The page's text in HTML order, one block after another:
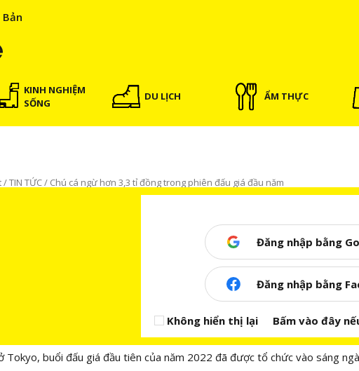
KINH NGHIỆM
SỐNG
DU LỊCH ẨM THỰC
/TIN TỨC/ Chú cá ngừ hơn 3,3 tỉ đồng trong phiên đấu giá đầu năm
hơn 3,3 tỉ đồng trong phiên đấu giá đầu năm
Tokyo, buổi đấu giá đầu tiên của năm 2022 đã được tổ chức vào sáng
Đăng nhập bằng
Đăng nhập bằng
Không hiển thị lại Bấm vào đây